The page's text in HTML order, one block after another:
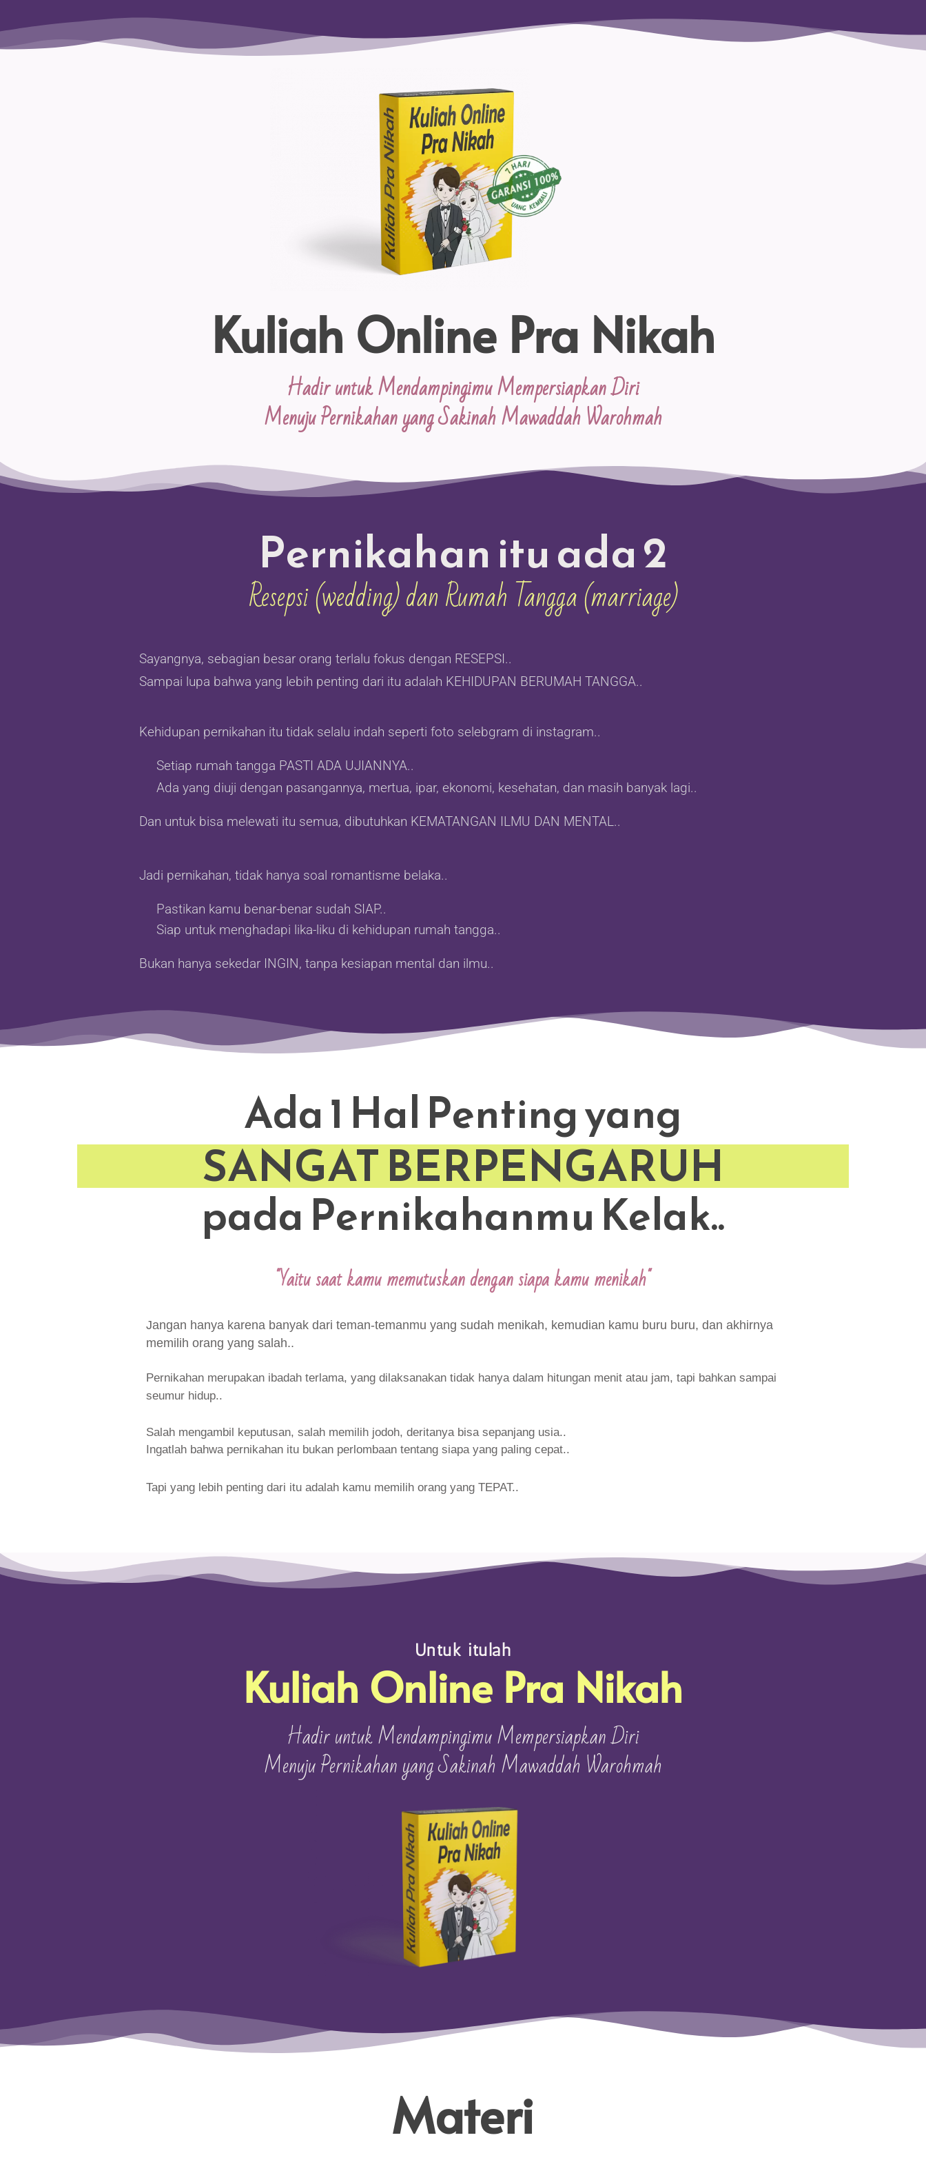
Kuliah Online Pra Nikah
Hadir untuk Mendampingimu Mempersiapkan Diri
Menuju Pernikahan yang Sakinah Mawaddah Warohmah
Pernikahan itu ada 2
Resepsi (wedding) dan Rumah Tangga (marriage)
Sayangnya, sebagian besar orang terlalu fokus dengan RESEPSI..
Sampai lupa bahwa yang lebih penting dari itu adalah KEHIDUPAN BERUMAH TANGGA..
Kehidupan pernikahan itu tidak selalu indah seperti foto selebgram di instagram..
Setiap rumah tangga PASTI ADA UJIANNYA..
Ada yang diuji dengan pasangannya, mertua, ipar, ekonomi, kesehatan, dan masih banyak lagi..
Dan untuk bisa melewati itu semua, dibutuhkan KEMATANGAN ILMU DAN MENTAL..
Jadi pernikahan, tidak hanya soal romantisme belaka..
Pastikan kamu benar-benar sudah SIAP..
Siap untuk menghadapi lika-liku di kehidupan rumah tangga..
Bukan hanya sekedar INGIN, tanpa kesiapan mental dan ilmu..
Ada 1 Hal Penting yang
SANGAT BERPENGARUH
pada Pernikahanmu Kelak..
"Yaitu saat kamu memutuskan dengan siapa kamu menikah"
Jangan hanya karena banyak dari teman-temanmu yang sudah menikah, kemudian kamu buru buru, dan akhirnya
memilih orang yang salah..
Pernikahan merupakan ibadah terlama, yang dilaksanakan tidak hanya dalam hitungan menit atau jam, tapi bahkan sampai
seumur hidup..
Salah mengambil keputusan, salah memilih jodoh, deritanya bisa sepanjang usia..
Ingatlah bahwa pernikahan itu bukan perlombaan tentang siapa yang paling cepat..
Tapi yang lebih penting dari itu adalah kamu memilih orang yang TEPAT..
Untuk itulah
Kuliah Online Pra Nikah
Hadir untuk Mendampingimu Mempersiapkan Diri
Menuju Pernikahan yang Sakinah Mawaddah Warohmah
Materi